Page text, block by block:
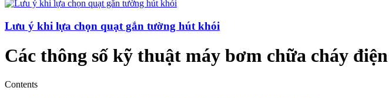
Lưu ý khi lựa chọn quạt gắn tường hút khói
Các thông số kỹ thuật máy bơm chữa cháy
Contents